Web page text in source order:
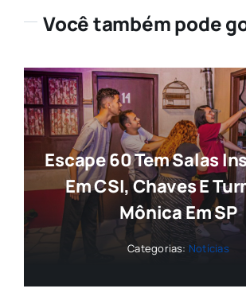
Você também pode
Escape 60 Tem Salas
Em CSI, Chaves E
Mônica Em SP
Categorias: Notícias